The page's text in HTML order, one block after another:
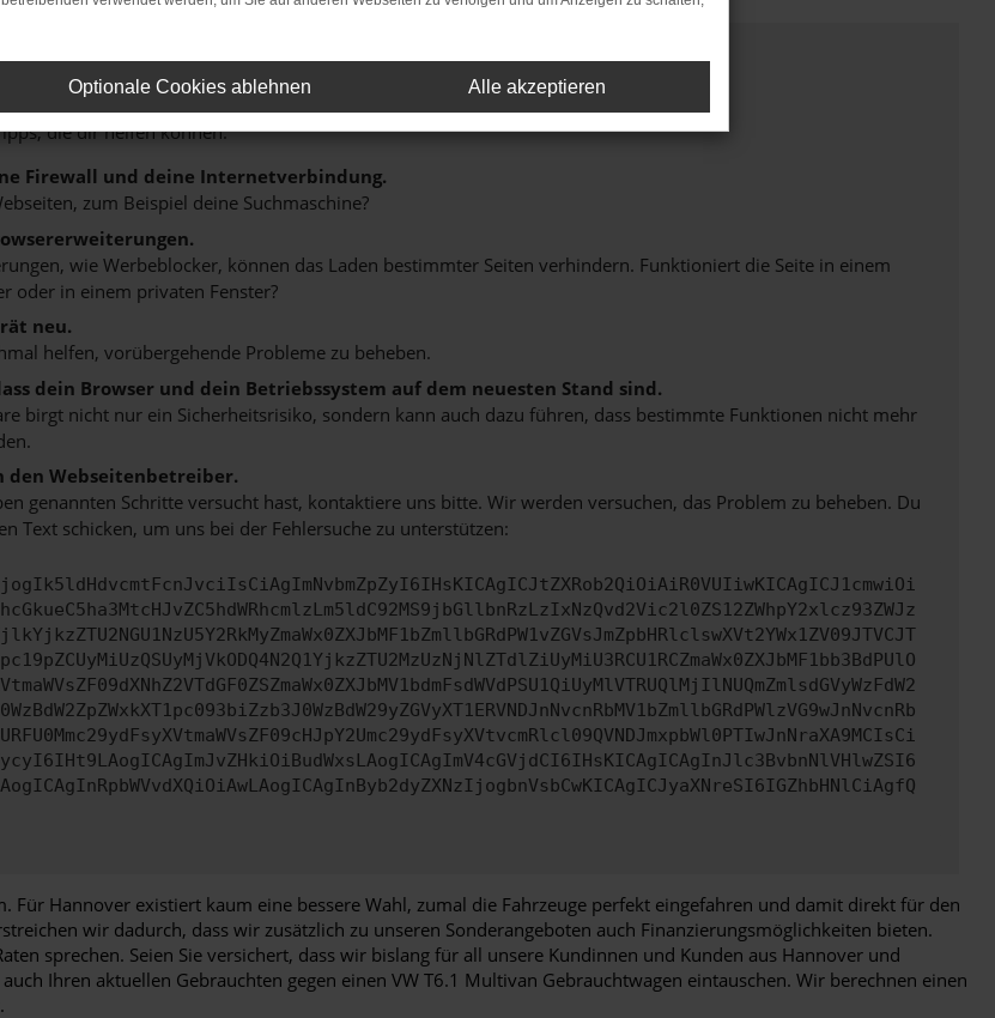
Error
die dir helfen können:
Firewall und deine Internetverbindung.
zum Beispiel deine Suchmaschine?
wie Werbeblocker, können das Laden bestimmter Seiten verhindern. Funktioniert die Seite in einem
oder in einem privaten Fenster?
neu.
helfen, vorübergehende Probleme zu beheben.
dein Browser und dein Betriebssystem auf dem neuesten Stand sind.
birgt nicht nur ein Sicherheitsrisiko, sondern kann auch dazu führen, dass bestimmte Funktionen nicht mehr
den Webseitenbetreiber.
genannten Schritte versucht hast, kontaktiere uns bitte. Wir werden versuchen, das Problem zu beheben. Du
Text schicken, um uns bei der Fehlersuche zu unterstützen:
Für Hannover existiert kaum eine bessere Wahl, zumal die Fahrzeuge perfekt eingefahren und damit direkt für den
wir dadurch, dass wir zusätzlich zu unseren Sonderangeboten auch Finanzierungsmöglichkeiten bieten.
sprechen. Seien Sie versichert, dass wir bislang für all unsere Kundinnen und Kunden aus Hannover und
Ihren aktuellen Gebrauchten gegen einen VW T6.1 Multivan Gebrauchtwagen eintauschen. Wir berechnen einen
Optionale Cookies ablehnen Alle akzeptieren